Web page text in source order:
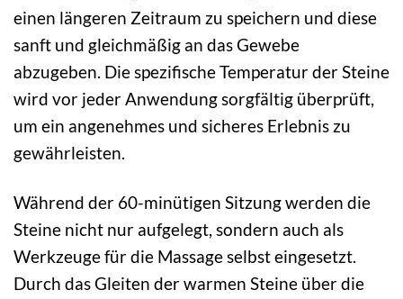
einen längeren Zeitraum zu speichern und diese
sanft und gleichmäßig an das Gewebe
abzugeben. Die spezifische Temperatur der Steine
wird vor jeder Anwendung sorgfältig überprüft,
um ein angenehmes und sicheres Erlebnis zu
gewährleisten.
Während der 60-minütigen Sitzung werden die
Steine nicht nur aufgelegt, sondern auch als
Werkzeuge für die Massage selbst eingesetzt.
Durch das Gleiten der warmen Steine über die